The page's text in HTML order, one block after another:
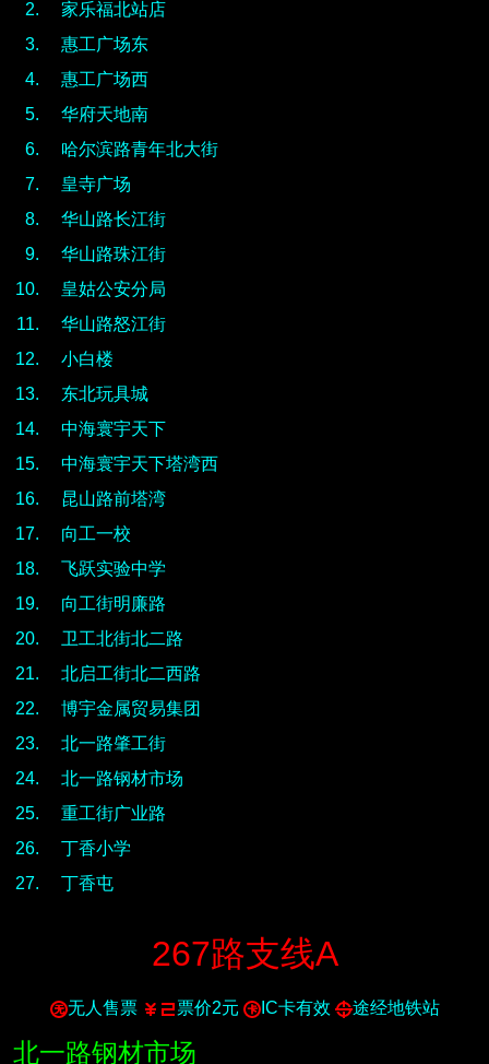
家乐福北站店
惠工广场东
惠工广场西
华府天地南
哈尔滨路青年北大街
皇寺广场
华山路长江街
华山路珠江街
皇姑公安分局
华山路怒江街
小白楼
东北玩具城
中海寰宇天下
中海寰宇天下塔湾西
昆山路前塔湾
向工一校
飞跃实验中学
向工街明廉路
卫工北街北二路
北启工街北二西路
博宇金属贸易集团
北一路肇工街
北一路钢材市场
重工街广业路
丁香小学
丁香屯
267路支线A
无人售票 票价2元 IC卡有效 途经地铁站
北一路钢材市场